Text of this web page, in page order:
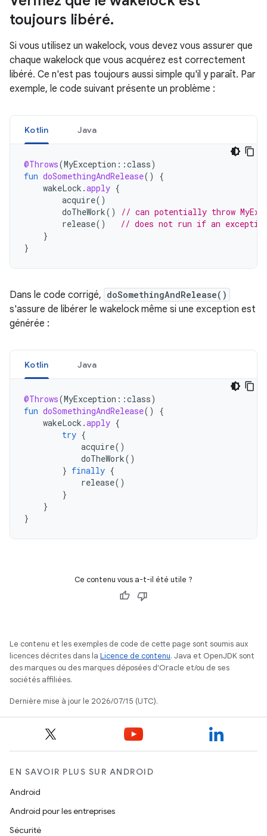
toujours libéré.
Si vous utilisez un wakelock, vous devez vous assurer que
chaque wakelock que vous acquérez est correctement
libéré. Ce n'est pas toujours aussi simple qu'il y paraît. Par
exemple, le code suivant présente un problème :
Kotlin Java
@Throws(MyException ::class)
fun doSomethingAndRelease()
{
wakeLock .apply {
acquire()
doTheWork()
// can potentially throw
release()
// does not run if an
}
}
Dans le code corrigé, doSomethingAndRelease()
s'assure de libérer le wakelock même si une exception est
générée :
Kotlin Java
@Throws(MyException ::class)
fun doSomethingAndRelease()
{
wakeLock .apply {
try {
acquire()
doTheWork()
} finally {
release()
}
}
}
Ce contenu vous a-t-il été utile ?
Le contenu et les exemples de code de cette page sont soumis aux
licences décrites dans la Licence de contenu. Java et OpenJDK sont
des marques ou des marques déposées d'Oracle et/ou de ses
sociétés affiliées.
Dernière mise à jour le 2026/07/15 (UTC).
EN SAVOIR PLUS SUR ANDROID
Android
Android pour les entreprises
Sécurité